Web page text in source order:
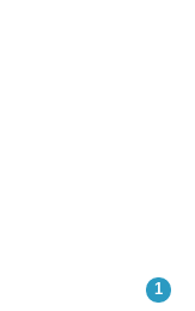
1